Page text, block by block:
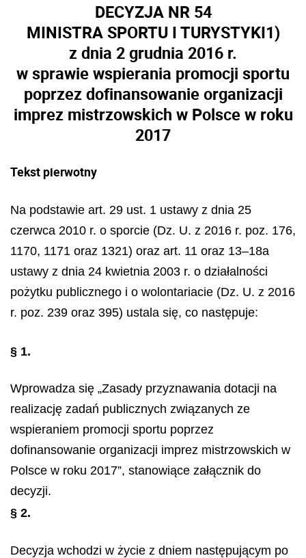
DECYZJA NR 54
MINISTRA SPORTU I TURYSTYKI1)
z dnia 2 grudnia 2016 r.
w sprawie wspierania promocji sportu
poprzez dofinansowanie organizacji
imprez mistrzowskich w Polsce w roku
2017
Tekst pierwotny
Na podstawie art. 29 ust. 1 ustawy z dnia 25
czerwca 2010 r. o sporcie (Dz. U. z 2016 r. poz. 176,
1170, 1171 oraz 1321) oraz art. 11 oraz 13–18a
ustawy z dnia 24 kwietnia 2003 r. o działalności
pożytku publicznego i o wolontariacie (Dz. U. z 2016
r. poz. 239 oraz 395) ustala się, co następuje:
§ 1.
Wprowadza się „Zasady przyznawania dotacji na
realizację zadań publicznych związanych ze
wspieraniem promocji sportu poprzez
dofinansowanie organizacji imprez mistrzowskich w
Polsce w roku 2017”, stanowiące załącznik do
decyzji.
§ 2.
Decyzja wchodzi w życie z dniem następującym po